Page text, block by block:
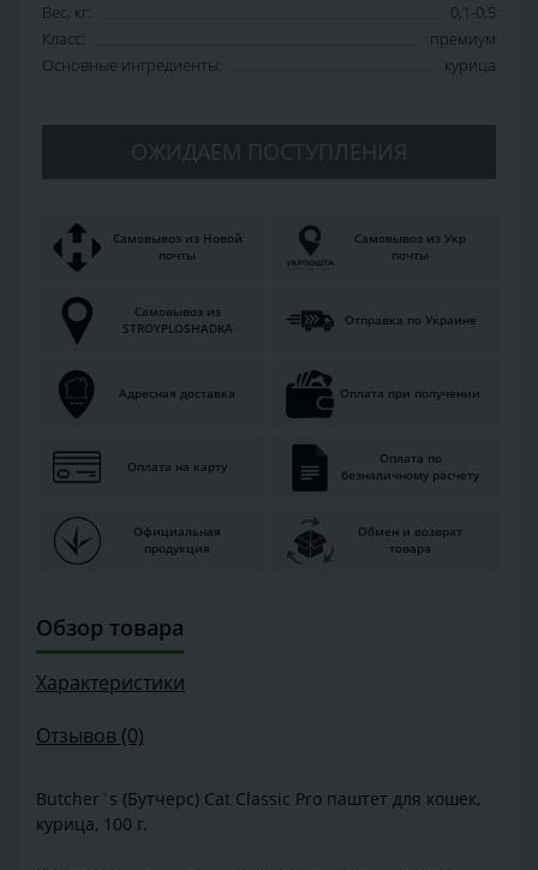
Вес, кг:
0,1-0,5
Класс:
премиум
Основные ингредиенты:
курица
ОЖИДАЕМ ПОСТУПЛЕНИЯ
Самовывоз из Новой
почты
Самовывоз из Укр
почты
Самовывоз из
STROYPLOSHADKA
Отправка по Украине
Адресная доставка Оплата при получении
Оплата на карту
Оплата по
безналичному расчету
Официальная
продукция
Обмен и возврат
товара
Обзор товара
Характеристики
Отзывов (0)
Butcher`s (Бутчерс) Cat Classic Pro паштет для кошек,
курица, 100 г.